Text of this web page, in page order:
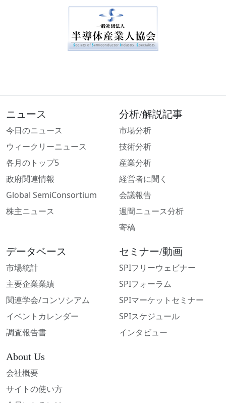
ニュース
今日のニュース
ウィークリーニュース
各月のトップ5
政府関連情報
Global SemiConsortium
株主ニュース
分析/解説記事
市場分析
技術分析
産業分析
経営者に聞く
会議報告
週間ニュース分析
寄稿
データベース
市場統計
主要企業業績
関連学会/コンソシアム
イベントカレンダー
調査報告書
セミナー/動画
SPIフリーウェビナー
SPIフォーラム
SPIマーケットセミナー
SPIスケジュール
インタビュー
About Us
会社概要
サイトの使い方